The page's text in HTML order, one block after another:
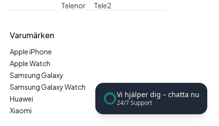
Vi hjälper dig – chatta nu
24/7 Support
Telenor Tele2
Varumärken
Apple iPhone
Apple Watch
Samsung Galaxy
Samsung Galaxy Watch
Huawei
Xiaomi